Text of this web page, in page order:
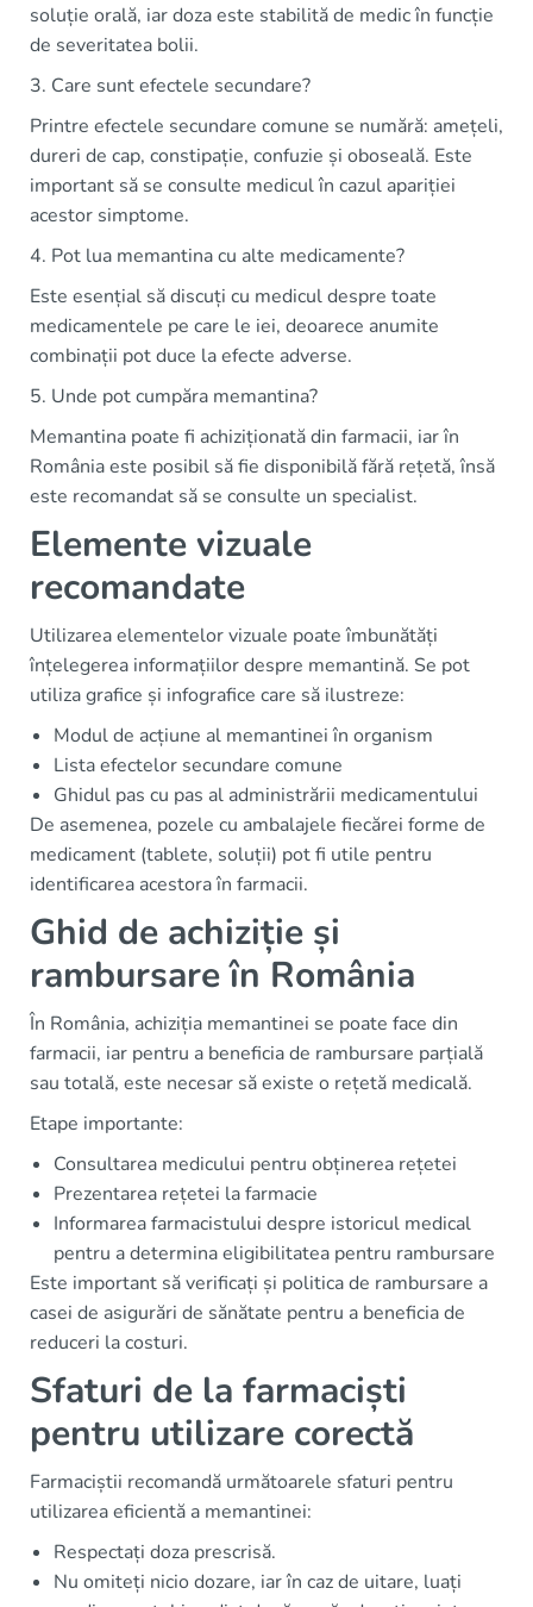
soluție orală, iar doza este stabilită de medic în funcție
de severitatea bolii.
3. Care sunt efectele secundare?
Printre efectele secundare comune se numără: amețeli,
dureri de cap, constipație, confuzie și oboseală. Este
important să se consulte medicul în cazul apariției
acestor simptome.
4. Pot lua memantina cu alte medicamente?
Este esențial să discuți cu medicul despre toate
medicamentele pe care le iei, deoarece anumite
combinații pot duce la efecte adverse.
5. Unde pot cumpăra memantina?
Memantina poate fi achiziționată din farmacii, iar în
România este posibil să fie disponibilă fără rețetă, însă
este recomandat să se consulte un specialist.
Elemente vizuale
recomandate
Utilizarea elementelor vizuale poate îmbunătăți
înțelegerea informațiilor despre memantină. Se pot
utiliza grafice și infografice care să ilustreze:
Modul de acțiune al memantinei în organism
Lista efectelor secundare comune
Ghidul pas cu pas al administrării medicamentului
De asemenea, pozele cu ambalajele fiecărei forme de
medicament (tablete, soluții) pot fi utile pentru
identificarea acestora în farmacii.
Ghid de achiziție și
rambursare în România
În România, achiziția memantinei se poate face din
farmacii, iar pentru a beneficia de rambursare parțială
sau totală, este necesar să existe o rețetă medicală.
Etape importante:
Consultarea medicului pentru obținerea rețetei
Prezentarea rețetei la farmacie
Informarea farmacistului despre istoricul medical
pentru a determina eligibilitatea pentru rambursare
Este important să verificați și politica de rambursare a
casei de asigurări de sănătate pentru a beneficia de
reduceri la costuri.
Sfaturi de la farmaciști
pentru utilizare corectă
Farmaciștii recomandă următoarele sfaturi pentru
utilizarea eficientă a memantinei:
Respectați doza prescrisă.
Nu omiteți nicio dozare, iar în caz de uitare, luați